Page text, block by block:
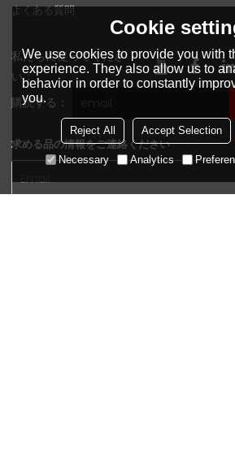
よくある質問
私たちに従ってくださ
い：
購読する：
求める品の情報をご連絡ください
Cookie
We use cookies to provide you with
experience. They also allow us to
behavior in order to constantly
you.
Reject All Accept Selection
Necessary Analytics